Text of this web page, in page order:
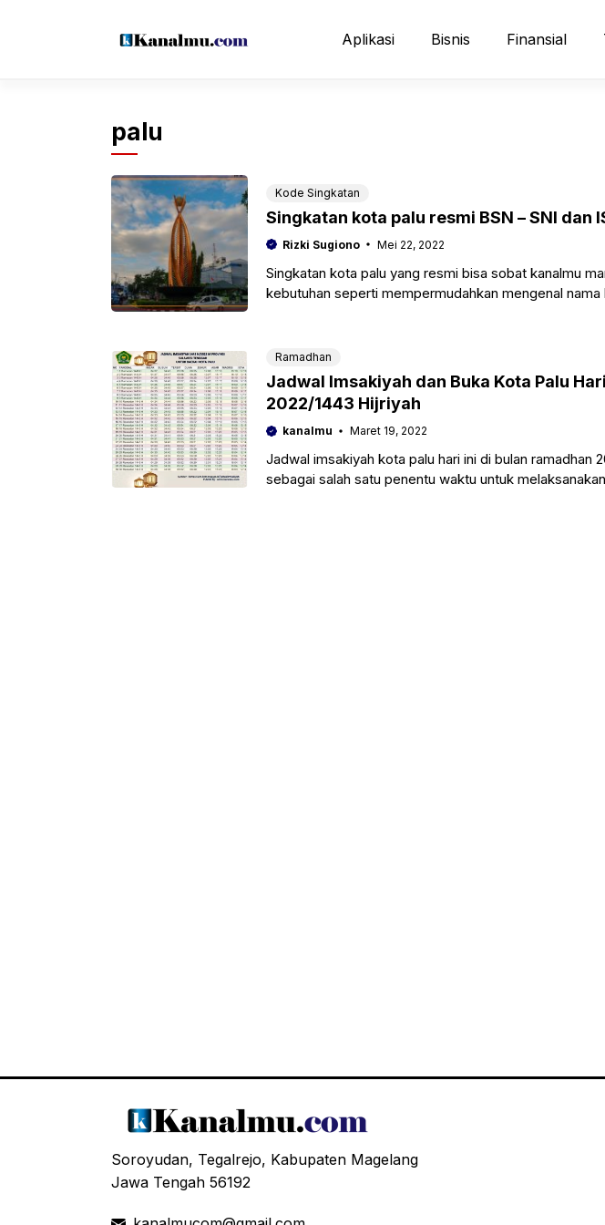
Aplikasi Bisnis Finansial
palu
Kode Singkatan
Singkatan kota palu resmi BSN – SNI dan
Rizki Sugiono Mei 22, 2022
Singkatan kota palu yang resmi bisa sobat kanalmu
kebutuhan seperti mempermudahkan mengenal
Ramadhan
Jadwal Imsakiyah dan Buka Kota Palu
2022/1443 Hijriyah
kanalmu Maret 19, 2022
Jadwal imsakiyah kota palu hari ini di bulan ramadhan
sebagai salah satu penentu waktu untuk
Soroyudan, Tegalrejo, Kabupaten Magelang
Jawa Tengah 56192